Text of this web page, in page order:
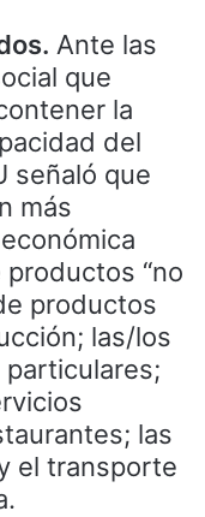
Ante las
que
la
del
señaló que
más
“no
productos
las/los
las
el transporte